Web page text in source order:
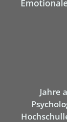
Jahre